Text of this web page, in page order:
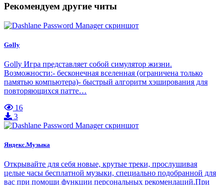
Рекомендуем другие читы
Golly
Golly Игра представляет собой симулятор жизни.
Возможности:- бесконечная вселенная (ограничена только
памятью компьютера)- быстрый алгоритм хэширования для
повторяющихся патте…
16
3
Яндекс.Музыка
Открывайте для себя новые, крутые треки, прослушивая
целые часы бесплатной музыки, специально подобранной для
вас при помощи функции персональных рекомендаций.При